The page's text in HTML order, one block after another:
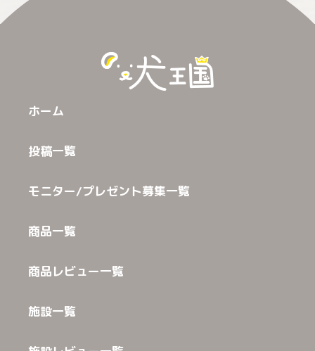
ホーム
投稿一覧
モニター/プレゼント募集一覧
商品一覧
商品レビュー一覧
施設一覧